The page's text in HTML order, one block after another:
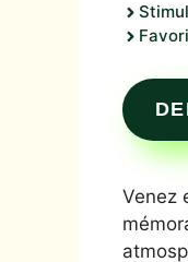
Venez